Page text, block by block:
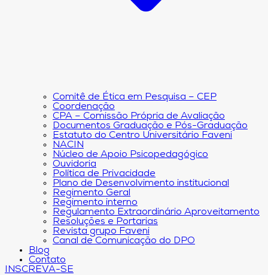
Comitê de Ética em Pesquisa – CEP
Coordenação
CPA – Comissão Própria de Avaliação
Documentos Graduação e Pós-Graduação
Estatuto do Centro Universitário Faveni
NACIN
Núcleo de Apoio Psicopedagógico
Ouvidoria
Política de Privacidade
Plano de Desenvolvimento institucional
Regimento Geral
Regimento interno
Regulamento Extraordinário Aproveitamento
Resoluções e Portarias
Revista grupo Faveni
Canal de Comunicação do DPO
Blog
Contato
INSCREVA-SE